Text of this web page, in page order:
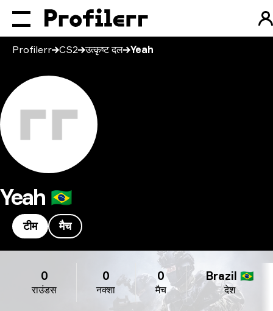
Profilerr CS2 उत्कृष्ट दल Yeah
Yeah 🇧🇷
टीम मैच
राउंडस
0
नक्शा
0
मैच
0
देश
Brazil 🇧🇷